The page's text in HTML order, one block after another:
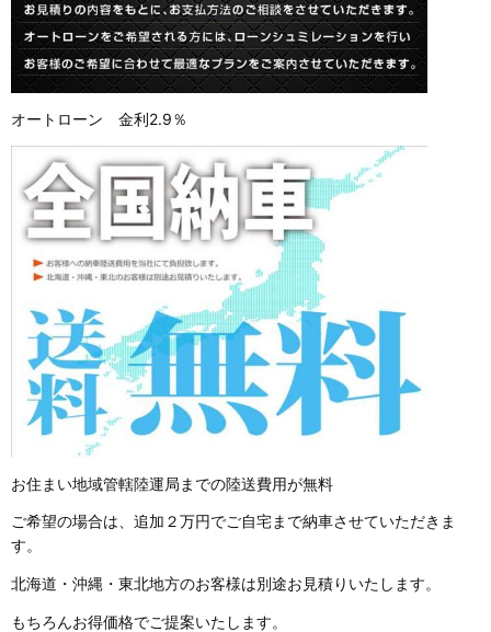
オートローン 金利2.9％
お住まい地域管轄陸運局までの陸送費用が無料
ご希望の場合は、追加２万円でご自宅まで納車させていただきま
す。
北海道・沖縄・東北地方のお客様は別途お見積りいたします。
もちろんお得価格でご提案いたします。